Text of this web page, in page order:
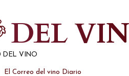
DEL
DEL VINO
El Correo del vino Diario